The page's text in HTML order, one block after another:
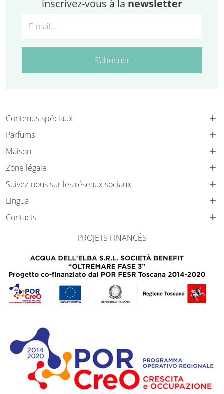
inscrivez-vous à la newsletter
S’abonner
Contenus spéciaux
Parfums
Maison
Zone légale
Suivez-nous sur les réseaux sociaux
Lingua
Contacts
PROJETS FINANCÉS